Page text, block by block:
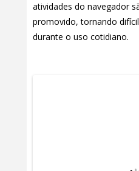
atividades do navegador
promovido, tornando
durante o uso cotidiano.